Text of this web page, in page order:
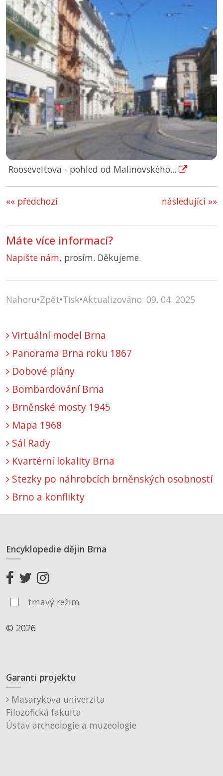
Rooseveltova - pohled od Malinovského...
«« předchozí následující »»
Máte více informací?
Napište nám, prosím. Děkujeme.
Nahoru•Zpět•Tisk•Aktualizováno: 09. 04. 2025
Virtuální model Brna
Panorama Brna roku 1867
Dobové plány
Bombardování Brna
Brněnské mosty 1945
Mapa 1968
Sál Rady
Kvartérní lokality Brna
Stezky po náhrobcích brněnských osobností
Brno a konflikty
Encyklopedie dějin Brna
tmavý režim
© 2026
Garanti projektu
Masarykova univerzita
Filozofická fakulta
Ústav archeologie a muzeologie